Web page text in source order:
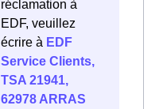
réclamation à
EDF, veuillez
écrire à EDF
Service Clients,
TSA 21941,
62978 ARRAS